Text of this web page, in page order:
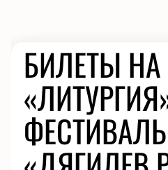
БИЛЕТЫ НА
ФЕСТИВАЛЬ